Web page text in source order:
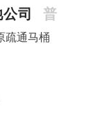
司 普
疏通马桶